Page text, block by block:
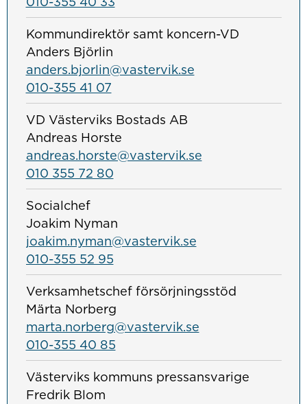
Kommundirektör samt koncern-VD
Anders Björlin
anders.bjorlin@vastervik.se
010-355 41 07
VD Västerviks Bostads AB
Andreas Horste
andreas.horste@vastervik.se
010 355 72 80
Socialchef
Joakim Nyman
joakim.nyman@vastervik.se
010-355 52 95
Verksamhetschef försörjningsstöd
Märta Norberg
marta.norberg@vastervik.se
010-355 40 85
Västerviks kommuns pressansvarige
Fredrik Blom